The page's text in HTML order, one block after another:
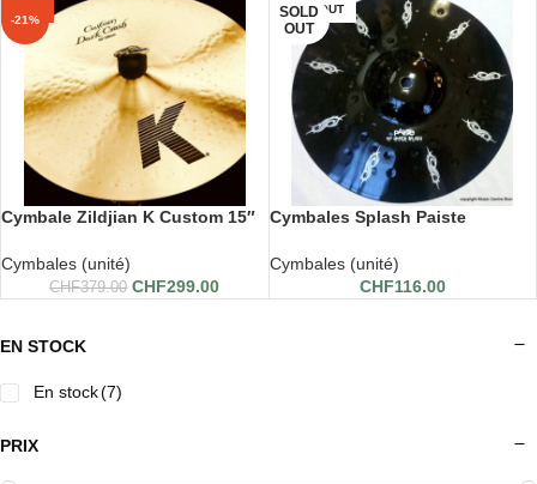
EN STOCK
En stock(7)
PRIX
-21%
Cymbale Zildjian K Custom 15″
Cymbales (unité)
CHF379.00 CHF299.00
SOLD OUT
SOLD
OUT
Cymbales Splash Paiste
Cymbales (unité)
CHF116.00